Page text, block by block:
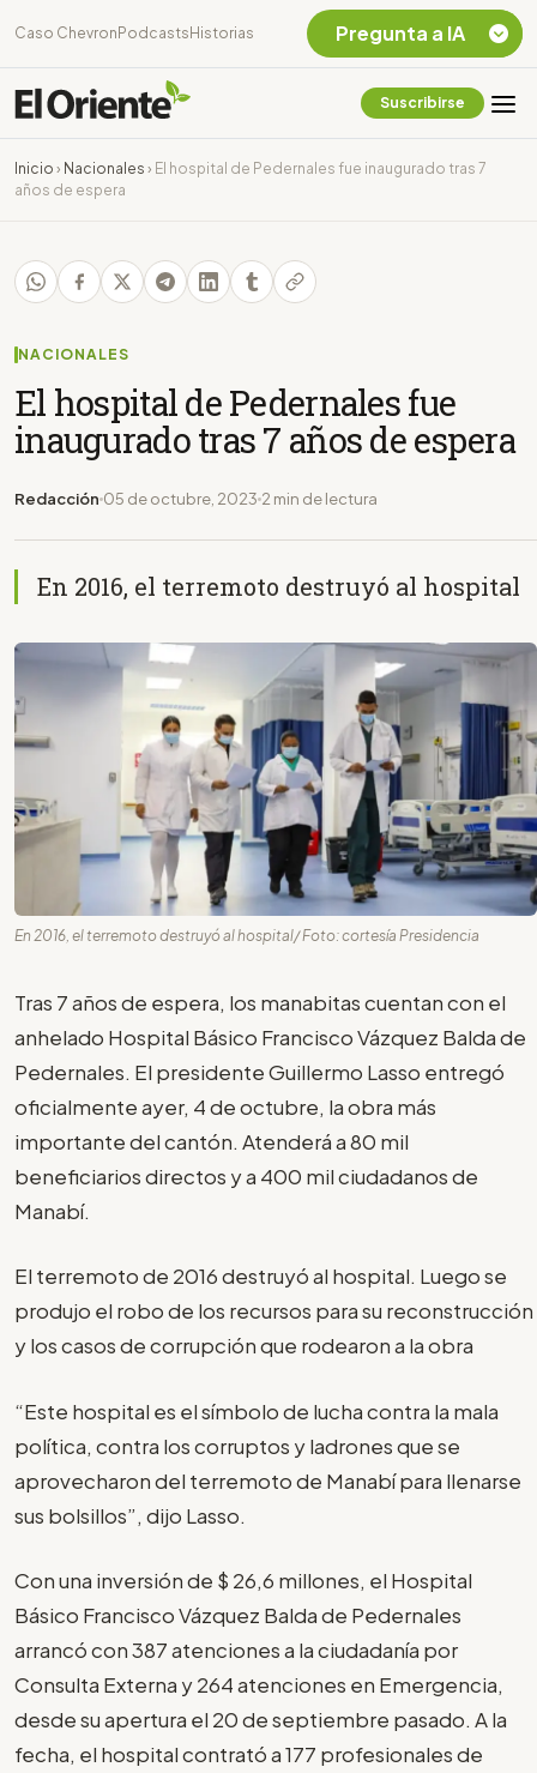
Caso Chevron Podcasts Historias
Suscribirse
Inicio › Nacionales › El hospital de Pedernales fue inaugurado tras 7
años de espera
NACIONALES
El hospital de Pedernales fue
inaugurado tras 7 años de espera
Redacción 05 de octubre, 2023 2 min de lectura
En 2016, el terremoto destruyó al hospital
En 2016, el terremoto destruyó al hospital/ Foto: cortesía Presidencia
Tras 7 años de espera, los manabitas cuentan con el
anhelado Hospital Básico Francisco Vázquez Balda de
Pedernales. El presidente Guillermo Lasso entregó
oficialmente ayer, 4 de octubre, la obra más
importante del cantón. Atenderá a 80 mil
beneficiarios directos y a 400 mil ciudadanos de
Manabí.
El terremoto de 2016 destruyó al hospital. Luego se
produjo el robo de los recursos para su reconstrucción
y los casos de corrupción que rodearon a la obra
“Este hospital es el símbolo de lucha contra la mala
política, contra los corruptos y ladrones que se
aprovecharon del terremoto de Manabí para llenarse
sus bolsillos”, dijo Lasso.
Con una inversión de $ 26,6 millones, el Hospital
Básico Francisco Vázquez Balda de Pedernales
arrancó con 387 atenciones a la ciudadanía por
Consulta Externa y 264 atenciones en Emergencia,
desde su apertura el 20 de septiembre pasado. A la
fecha, el hospital contrató a 177 profesionales de
Pregunta a IA
Chevron Ecuador